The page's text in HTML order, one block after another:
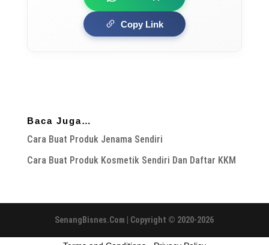
Copy Link
Baca Juga…
Cara Buat Produk Jenama Sendiri
Cara Buat Produk Kosmetik Sendiri Dan Daftar KKM
SenangBisnes.Com | Copyright © 2020-2026